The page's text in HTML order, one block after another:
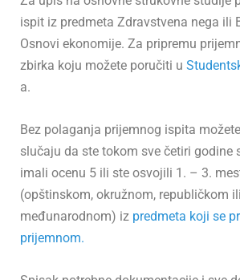
ispit iz predmeta Zdravstvena nega ili
Osnovi ekonomije. Za pripremu
zbirka koju možete poručiti u
a.
Bez polaganja prijemnog ispita
slučaju da ste tokom sve četiri godine
imali ocenu 5 ili ste osvojili 1. – 3.
(opštinskom, okružnom, republičkom ili
međunarodnom) iz predmeta koji se
prijemnom.